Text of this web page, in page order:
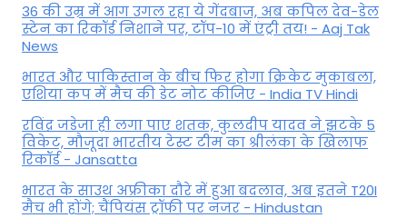
36 की उम्र में आग उगल रहा ये गेंदबाज, अब कपिल देव-डेल
स्टेन का रिकॉर्ड निशाने पर, टॉप-10 में एंट्री तय! - Aaj Tak
News
भारत और पाकिस्तान के बीच फिर होगा क्रिकेट मुकाबला,
एशिया कप में मैच की डेट नोट कीजिए - India TV Hindi
रविंद्र जडेजा ही लगा पाए शतक, कुलदीप यादव ने झटके 5
विकेट, मौजूदा भारतीय टेस्ट टीम का श्रीलंका के खिलाफ
रिकॉर्ड - Jansatta
भारत के साउथ अफ्रीका दौरे में हुआ बदलाव, अब इतने T20I
मैच भी होंगे; चैंपियंस ट्रॉफी पर नजर - Hindustan